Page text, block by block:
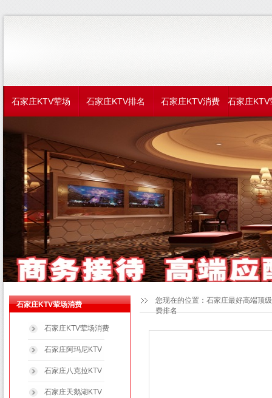
石家庄KTV荤场 石家庄KTV排名 石家庄KTV消费 石家庄KTV
石家庄KTV荤场消费
石家庄KTV荤场消费
石家庄阿玛尼KTV
石家庄八克拉KTV
石家庄天鹅湖KTV
您现在的位置： 石家庄最好高端顶
费排名